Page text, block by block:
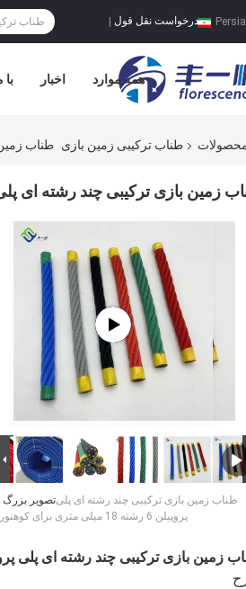
درخواست نقل قول
اخبار همه موارد
طناب ترکیبی زمین بازی طناب زمین بازی
زمین بازی ترکیبی چند رشته ای پلی پروپیلن 6 رشته 18 میلی
تصویر بزرگطناب زمین بازی ترکیبی چند رشته ای پلی
پروپیلن 6 رشته 18 میلی متری برای کوهنورد
زمین بازی ترکیبی چند رشته ای پلی پروپیلن 6 رشته 18 میلی متری برای